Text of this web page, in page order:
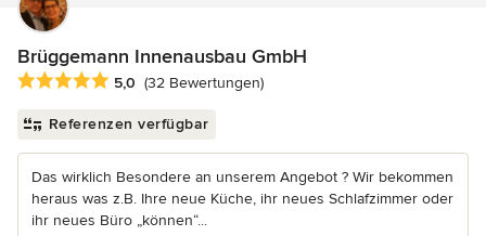
Brüggemann Innenausbau GmbH
Durchschnittliche Bewertung: 5 von 5 Sternen
5,0 (32 Bewertungen)
Referenzen verfügbar
Das wirklich Besondere an unserem Angebot ? Wir bekommen
heraus was z.B. Ihre neue Küche, ihr neues Schlafzimmer oder
ihr neues Büro „können“...